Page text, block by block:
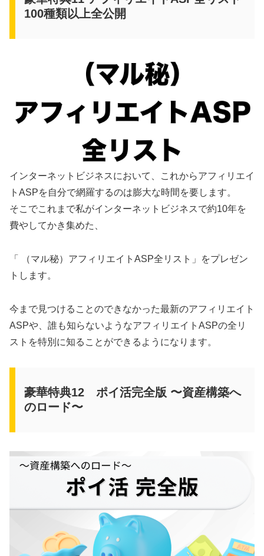
100種類以上全公開
インターネットビジネスにおいて、これからアフィリエイ
トASPを自分で網羅するのは膨大な時間を要します。
そこでこれまで私がインターネットビジネスで約10年を
費やしてかき集めた、
「 （マル秘）アフィリエイトASP全リスト」をプレゼン
トします。
今まで見つけることのできなかった最新のアフィリエイト
ASPや、誰も知らないようなアフィリエイトASPの全リ
ストを特別に知ることができるようになります。
豪華特典12 ポイ活完全版 〜資産構築へ
のロード〜